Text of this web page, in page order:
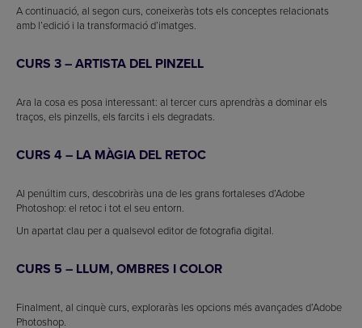
A continuació, al segon curs, coneixeràs tots els conceptes relacionats
amb l’edició i la transformació d’imatges.
CURS 3 – ARTISTA DEL PINZELL
Ara la cosa es posa interessant: al tercer curs aprendràs a dominar els
traços, els pinzells, els farcits i els degradats.
CURS 4 – LA MÀGIA DEL RETOC
Al penúltim curs, descobriràs una de les grans fortaleses d’Adobe
Photoshop: el retoc i tot el seu entorn.
Un apartat clau per a qualsevol editor de fotografia digital.
CURS 5 – LLUM, OMBRES I COLOR
Finalment, al cinquè curs, exploraràs les opcions més avançades d’Adobe
Photoshop.